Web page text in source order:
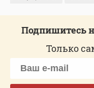
Подпишитесь
Только